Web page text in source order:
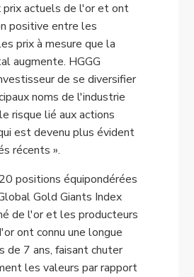
prix actuels de l'or et ont
positive entre les
prix à mesure que la
augmente. HGGG
de se diversifier
noms de l'industrie
risque lié aux actions
est devenu plus évident
récents ».
positions équipondérées
Gold Giants Index
de l'or et les producteurs
ont connu une longue
de 7 ans, faisant chuter
les valeurs par rapport